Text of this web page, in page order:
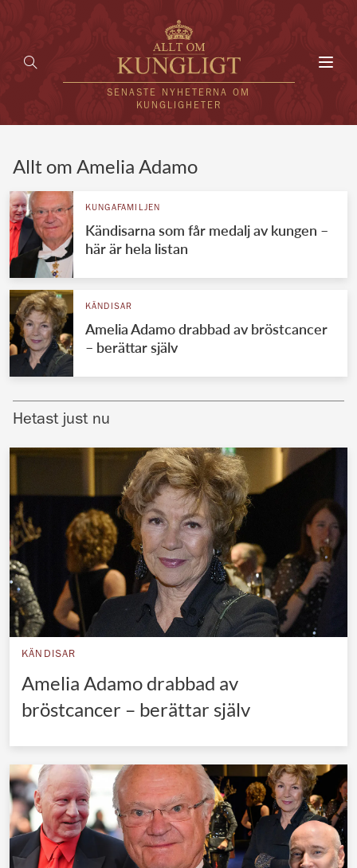
SENASTE NYHETERNA OM
KUNGLIGHETER
UTLÄNDSKT
VÄRLDENS KUNGAHUS
Svenska kungahuset
Brittiska kungahuset
Nederländska kungahuset
Belgiska kungahuset
Jordanska kungahuset
Luxemburgska storhertighuset
Japanska kejsarhuset
Thailändska kungahuset
Marockanska kungahuset
REDAKTION
Allt om Amelia Adamo
KUNGAFAMILJEN
Kändisarna som får medalj av kungen –
här är hela listan
KÄNDISAR
Amelia Adamo drabbad av bröstcancer
– berättar själv
Hetast just nu
KÄNDISAR
Amelia Adamo drabbad av
bröstcancer – berättar själv